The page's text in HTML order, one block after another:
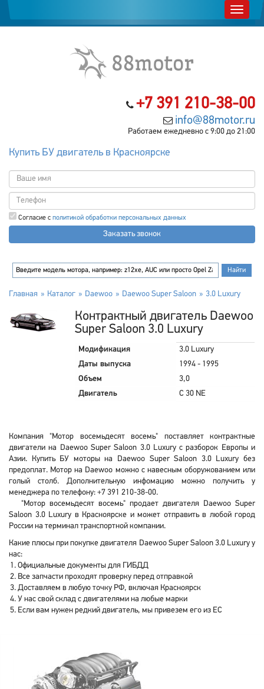
+7 391 210-38-00
info@88motor.ru
Работаем ежедневно с 9:00 до 21:00
Купить БУ двигатель в Красноярске
Согласие с политикой обработки персональных данных
Заказать звонок
Главная Каталог Daewoo Daewoo Super Saloon 3.0 Luxury
Контрактный двигатель Daewoo
Super Saloon 3.0 Luxury
Модификация
3.0 Luxury
Даты выпуска
1994 - 1995
Объем
3,0
Двигатель
C 30 NE
Компания "Мотор восемьдесят восемь" поставляет контрактные
двигатели на Daewoo Super Saloon 3.0 Luxury с разборок Европы и
Азии. Купить БУ моторы на Daewoo Super Saloon 3.0 Luxury без
предоплат. Мотор на Daewoo можно с навесным оборужованием или
голый столб. Дополнительную инфомацию можно получить у
менеджера по телефону: +7 391 210-38-00.
"Мотор восемьдесят восемь" продает двигателя Daewoo Super
Saloon 3.0 Luxury в Красноярске и может отправить в любой город
России на терминал транспортной компании.
Какие плюсы при покупке двигателя Daewoo Super Saloon 3.0 Luxury у
нас:
Официальные документы для ГИБДД
Все запчасти проходят проверку перед отправкой
Доставляем в любую точку РФ, включая Красноярск
У нас свой склад с двигателями на любые марки
Если вам нужен редкий двигатель, мы привезем его из ЕС